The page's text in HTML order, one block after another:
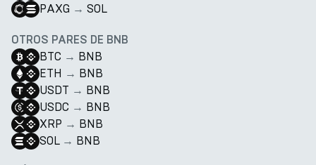
PAXG → SOL
OTROS PARES DE BNB
BTC → BNB
ETH → BNB
USDT → BNB
USDC → BNB
XRP → BNB
SOL → BNB